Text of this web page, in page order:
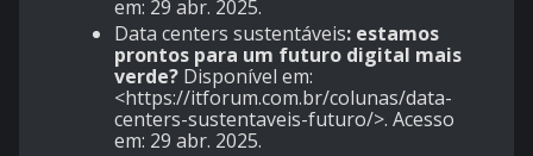
em: 29 abr. 2025.
Data centers sustentáveis: estamos
prontos para um futuro digital mais
verde? Disponível em:
<https://itforum.com.br/colunas/data-
centers-sustentaveis-futuro/>. Acesso
em: 29 abr. 2025.